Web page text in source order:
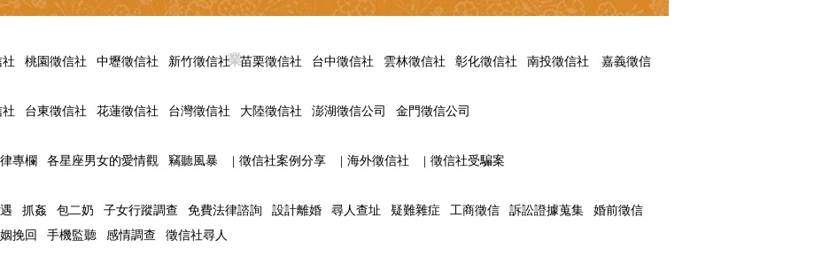
業
社 桃園徵信社 中壢徵信社 新竹徵信社 苗栗徵信社 台中徵信社 雲林徵信社 彰化徵信社 南投徵信社
嘉義徵信
台東徵信社 花蓮徵信社 台灣徵信社 大陸徵信社 澎湖徵信公司
金門徵信公司
專欄 各星座男女的愛情觀 竊聽風暴 ｜ 徵信社案例分享 ｜ 海外徵信社 ｜ 徵信社受騙案
抓姦 包二奶 子女行蹤調查 免費法律諮詢 設計離婚 尋人查址 疑難雜症 工商徵信 訴訟證據蒐集
婚前徵信
挽回 手機監聽 感情調查
徵信社尋人